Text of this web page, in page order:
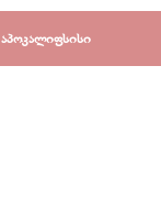
აპოკალიფსისი